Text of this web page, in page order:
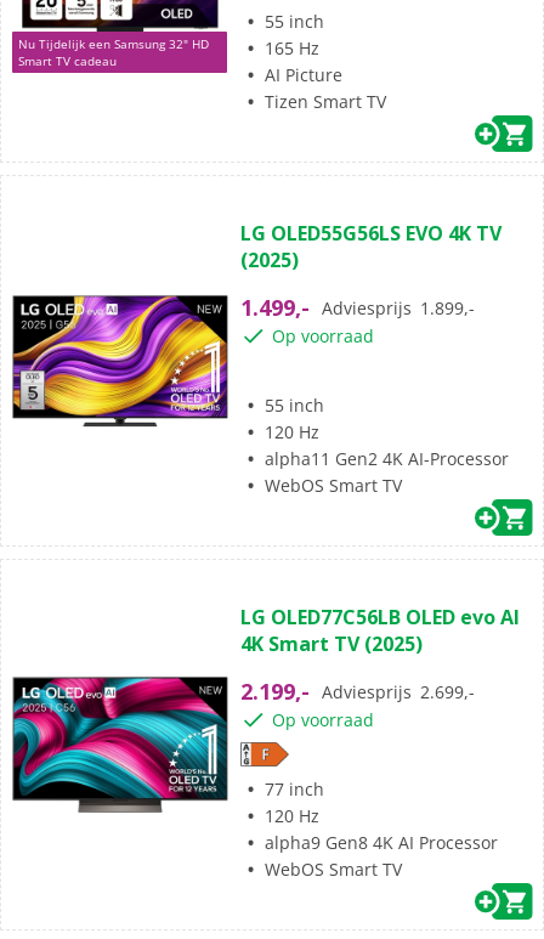
Nu Tijdelijk een Samsung 32" HD
Smart TV cadeau
55 inch
165 Hz
AI Picture
Tizen Smart TV
van
de
sterren.
108
LG OLED55G56LS EVO 4K TV
(2025)
1.499,- Adviesprijs 1.899,-
Op voorraad
55 inch
120 Hz
alpha11 Gen2 4K AI-Processor
WebOS Smart TV
van
de
sterren.
8
beoordelingen
LG OLED77C56LB OLED evo AI
4K Smart TV (2025)
2.199,- Adviesprijs 2.699,-
Op voorraad
77 inch
120 Hz
alpha9 Gen8 4K AI Processor
WebOS Smart TV